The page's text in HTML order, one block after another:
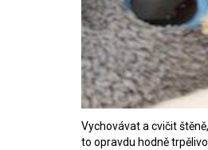
Vychovávat a cvičit
to opravdu hodně